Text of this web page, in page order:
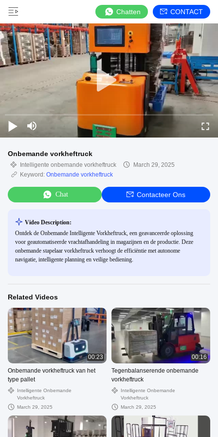
Chatten CONTACT
Onbemande vorkheftruck
Intelligente onbemande vorkheftruck
March 29, 2025
Keyword: Onbemande vorkheftruck
Chat Contacteer Ons
Video Description:
Ontdek de Onbemande Intelligente Vorkheftruck, een geavanceerde oplossing
voor geautomatiseerde vrachtafhandeling in magazijnen en de productie. Deze
onbemande stapelaar vorkheftruck verhoogt de efficiëntie met autonome
navigatie, intelligente planning en veilige bediening.
Related Videos
00:23
Onbemande vorkheftruck van het
type pallet
Intelligente Onbemande
Vorkheftruck
March 29, 2025
00:16
Tegenbalanserende onbemande
vorkheftruck
Intelligente Onbemande
Vorkheftruck
March 29, 2025